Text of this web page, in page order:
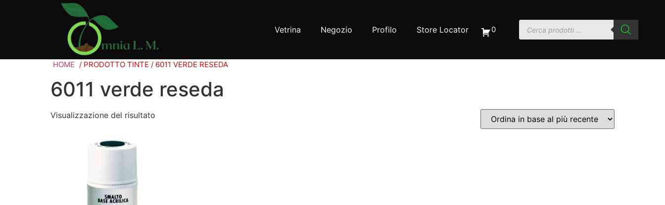
Vetrina Negozio Profilo Store Locator 0
HOME / PRODOTTO TINTE / 6011 VERDE RESEDA
6011 verde reseda
Visualizzazione del risultato